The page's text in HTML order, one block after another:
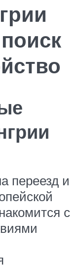
переезд и
с